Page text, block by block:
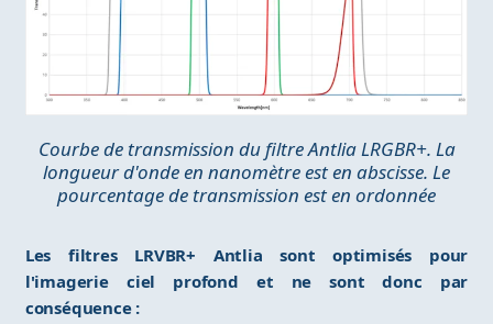
Courbe de transmission du filtre Antlia LRGBR+. La
longueur d'onde en nanomètre est en abscisse. Le
pourcentage de transmission est en ordonnée
Les filtres LRVBR+ Antlia sont optimisés pour
l'imagerie ciel profond et ne sont donc par
conséquence :